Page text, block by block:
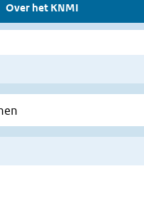
Over het KNMI